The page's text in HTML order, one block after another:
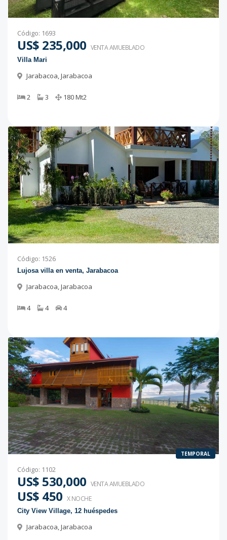
Código: 1693
US$ 235,000 VENTA AMUEBLADO
Villa Mari
Jarabacoa,Jarabacoa
2 3 180Mt2
Código: 1526
Lujosa villa en venta, Jarabacoa
Jarabacoa,Jarabacoa
4 4 4
TEMPORAL
Código: 1102
US$ 530,000 VENTA AMUEBLADO
US$ 450 X NOCHE
City View Village, 12 huéspedes
Jarabacoa,Jarabacoa